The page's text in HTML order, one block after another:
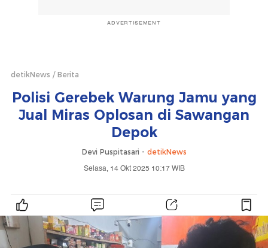
ADVERTISEMENT
detikNews Berita
Polisi Gerebek Warung Jamu yang
Jual Miras Oplosan di Sawangan
Depok
Devi Puspitasari - detikNews
Selasa, 14 Okt 2025 10:17 WIB